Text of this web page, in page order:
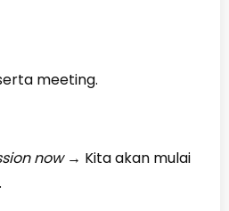
meeting.
now → Kita akan mulai